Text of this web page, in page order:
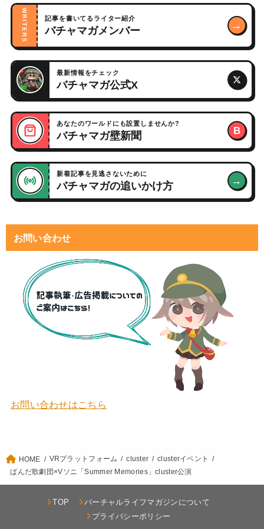
WRITERS 記事を書いてるライター紹介
バチャマガメンバー →
最新情報をチェック
バチャマガ公式X
あなたのワールドにも設置しませんか?
バチャマガ壁新聞 B
新着記事を見逃さないために
バチャマガの追いかけ方 →
お問い合わせ
お問い合わせはこちら
HOME VRプラットフォーム cluster
clusterイベント
ぱんだ歌劇団×Vソニ「Summer Memories」cluster公演
TOP
バーチャルライフマガジンについて
プライバシーポリシー